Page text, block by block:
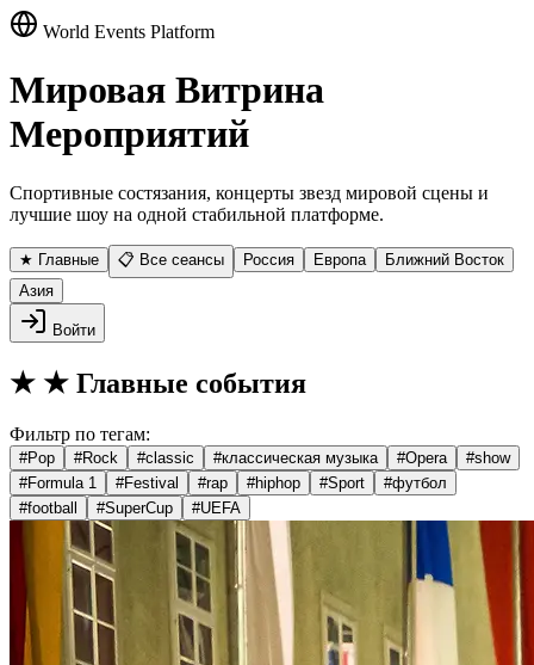
World Events Platform
Мировая Витрина
Мероприятий
Спортивные состязания, концерты звезд мировой сцены и
лучшие шоу на одной стабильной платформе.
★ Главные 📋 Все сеансы Россия Европа
Ближний Восток
Азия
Войти
★ ★ Главные события
Фильтр по тегам:
#Pop #Rock #classic #классическая музыка #Opera #show
#Formula 1 #Festival #rap #hiphop #Sport #футбол
#football #SuperCup #UEFA